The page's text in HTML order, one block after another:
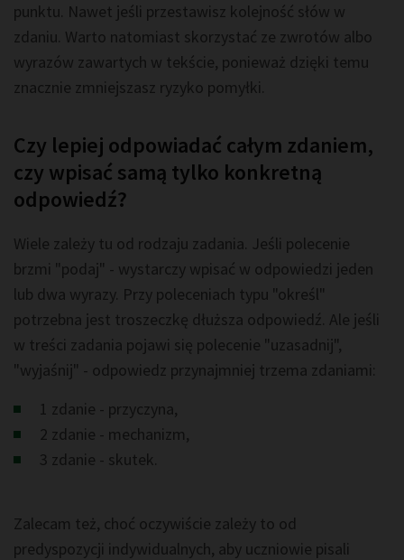
punktu. Nawet jeśli przestawisz kolejność słów w
zdaniu. Warto natomiast skorzystać ze zwrotów albo
wyrazów zawartych w tekście, ponieważ dzięki temu
znacznie zmniejszasz ryzyko pomyłki.
Czy lepiej odpowiadać całym zdaniem,
czy wpisać samą tylko konkretną
odpowiedź?
Wiele zależy tu od rodzaju zadania. Jeśli polecenie
brzmi "podaj" - wystarczy wpisać w odpowiedzi jeden
lub dwa wyrazy. Przy poleceniach typu "określ"
potrzebna jest troszeczkę dłuższa odpowiedź. Ale jeśli
w treści zadania pojawi się polecenie "uzasadnij",
"wyjaśnij" - odpowiedz przynajmniej trzema zdaniami:
1 zdanie - przyczyna,
2 zdanie - mechanizm,
3 zdanie - skutek.
Zalecam też, choć oczywiście zależy to od
predyspozycji indywidualnych, aby uczniowie pisali